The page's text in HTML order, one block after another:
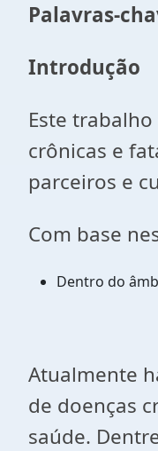
Palavras-
Introdução
Este
crônicas e
parceiros e
Com base
Dentro do
Atualmente
de doenças
saúde.